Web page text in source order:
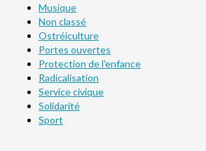
Musique
Non classé
Ostréiculture
Portes ouvertes
Protection de l'enfance
Radicalisation
Service civique
Solidarité
Sport